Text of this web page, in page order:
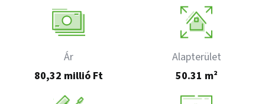
Ár
80,32 millió Ft
Alapterület
50.31 m²